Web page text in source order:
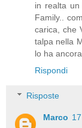
in realta un
Family..
carica, che
talpa nella
lo ha
Rispondi
Risposte
Marco